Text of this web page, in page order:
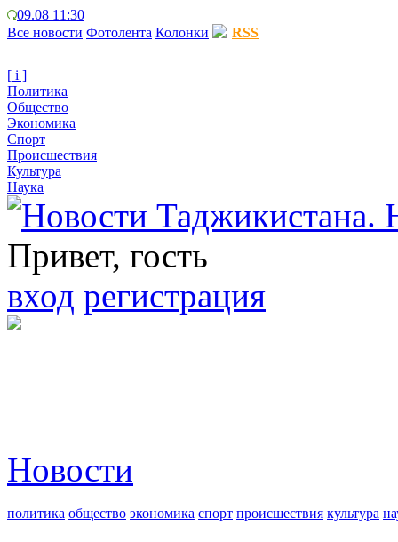
09.08 11:30
Все новости Фотолента Колонки RSS
[ i ]
Политика
Общество
Экономика
Спорт
Происшествия
Культура
Наука
Привет, гость
вход регистрация
Новости
политика общество экономика спорт происшествия культура